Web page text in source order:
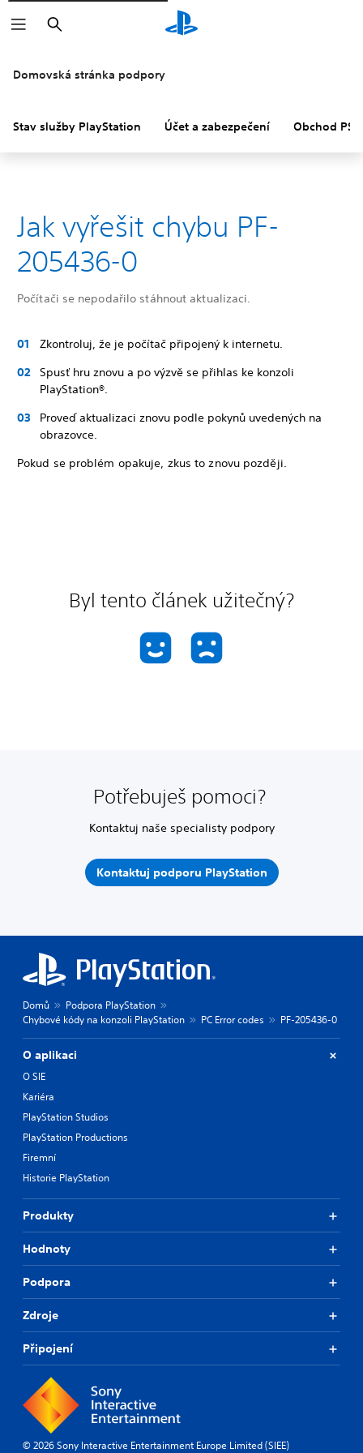
Vyhledat
Domovská stránka podpory
Stav služby PlayStation Účet a zabezpečení Obchod PS
Jak vyřešit chybu PF-
205436-0
Počítači se nepodařilo stáhnout aktualizaci.
Zkontroluj, že je počítač připojený k internetu.
Spusť hru znovu a po výzvě se přihlas ke konzoli
PlayStation®.
Proveď aktualizaci znovu podle pokynů uvedených na
obrazovce.
Pokud se problém opakuje, zkus to znovu později.
Byl tento článek užitečný?
Potřebuješ pomoci?
Kontaktuj naše specialisty podpory
Kontaktuj podporu PlayStation
Domů
Podpora PlayStation
Chybové kódy na konzoli PlayStation
PC Error codes PF-205436-0
O aplikaci
O SIE
Kariéra
PlayStation Studios
PlayStation Productions
Firemní
Historie PlayStation
Produkty
Hodnoty
Podpora
Zdroje
Připojení
© 2026 Sony Interactive Entertainment Europe Limited (SIEE)